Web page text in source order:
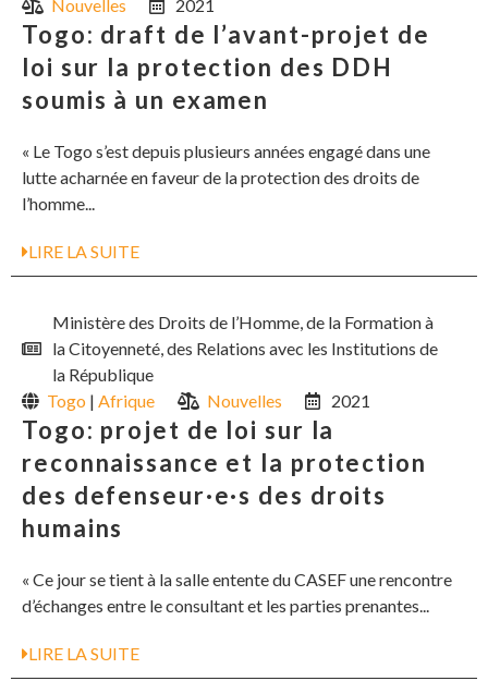
Nouvelles
2021
Togo: draft de l’avant-projet de
loi sur la protection des DDH
soumis à un examen
« Le Togo s’est depuis plusieurs années engagé dans une
lutte acharnée en faveur de la protection des droits de
l’homme...
LIRE LA SUITE
Ministère des Droits de l’Homme, de la Formation à
la Citoyenneté, des Relations avec les Institutions de
la République
Togo | Afrique Nouvelles 2021
Togo: projet de loi sur la
reconnaissance et la protection
des defenseur·e·s des droits
humains
« Ce jour se tient à la salle entente du CASEF une rencontre
d’échanges entre le consultant et les parties prenantes...
LIRE LA SUITE